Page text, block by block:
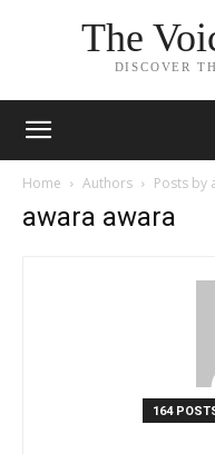
The
DISCOVER
Home Authors Posts by
awara awara
164